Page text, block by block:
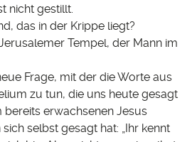
nicht gestillt.
das in der Krippe liegt?
Tempel, der Mann im
Frage, mit der die Worte aus
zu tun, die uns heute gesagt
bereits erwachsenen Jesus
selbst gesagt hat: „Ihr kennt